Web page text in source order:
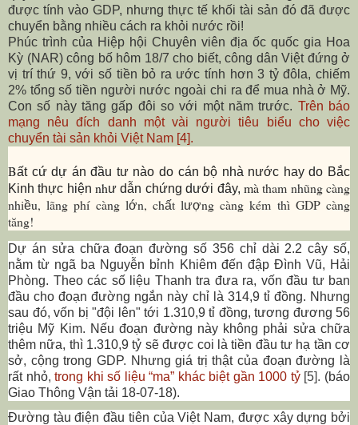
được tính vào GDP, nhưng thực tế khối tài sản đó đã được
chuyển bằng nhiều cách ra khỏi nước rồi!
Phúc trình của Hiệp hội Chuyên viên địa ốc quốc gia Hoa
Kỳ (NAR) công bố hôm 18/7 cho biết, công dân Việt đứng ở
vị trí thứ 9, với số tiền bỏ ra ước tính hơn 3 tỷ đôla, chiếm
2% tổng số tiền người nước ngoài chi ra để mua nhà ở Mỹ.
Con số này tăng gấp đôi so với một năm trước. Trên báo
mạng nêu đích danh một vài người tiêu biểu cho việc
chuyển tài sản khỏi Việt Nam [4].
Bất cứ dự án đầu tư nào do cán bộ nhà nước hay do Bắc
Kinh thực hiện như dẫn chứng dưới đây, màtham nhũng càng
nhiều, lãng phí càng lớn, chất lượng càng kém thì GDP càng
tăng!
Dự án sửa chữa đoạn đườngsố 356 chỉ dài 2.2 cây số,
nằm từ ngã ba Nguyễn bỉnh Khiêm đến đập Đình Vũ, Hải
Phòng. Theo các số liệu Thanh tra đưa ra, vốn đầu tư ban
đầu cho đoạn đường ngắn này chỉ là 314,9 tỉ đồng. Nhưng
sau đó, vốn bị "đội lên" tới 1.310,9 tỉ đồng, tương đương 56
triệu Mỹ Kim. Nếu đoạn đường này không phải sửa chữa
thêm nữa, thì 1.310,9 tỷ sẽ được coi là tiền đầu tư hạ tần cơ
sở, cộng trong GDP. Nhưng giá trị thật của đoạn đường là
rất nhỏ,trong khi số liệu “ma” khác biệt gần 1000 tỷ[5]. (báo
Giao Thông Vận tải 18-07-18).
Đường tàu điện đầu tiên của Việt Nam, được xây dựng bởi